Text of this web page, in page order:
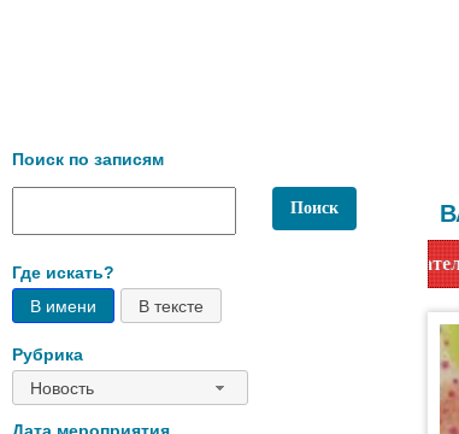
Поиск по записям
Где искать?
В имени
В тексте
Рубрика
Новость
Уважаемые читатели! Сообщаем, что